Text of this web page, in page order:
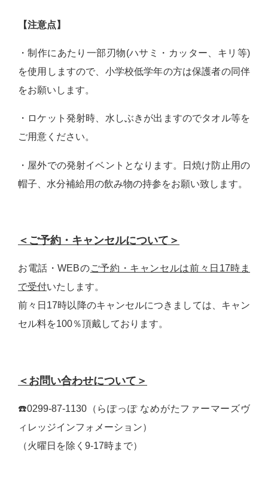
【注意点】
・制作にあたり一部刃物(ハサミ・カッター、キリ等)
を使用しますので、小学校低学年の方は保護者の同伴
をお願いします。
・ロケット発射時、水しぶきが出ますのでタオル等を
ご用意ください。
・屋外での発射イベントとなります。日焼け防止用の
帽子、水分補給用の飲み物の持参をお願い致します。
＜ご予約・キャンセルについて＞
お電話・WEBのご予約・キャンセルは前々日17時ま
で受付いたします。
前々日17時以降のキャンセルにつきましては、キャン
セル料を100％頂戴しております。
＜お問い合わせについて＞
☎️0299-87-1130（らぽっぽ なめがたファーマーズヴ
ィレッジインフォメーション）
（火曜日を除く9-17時まで）